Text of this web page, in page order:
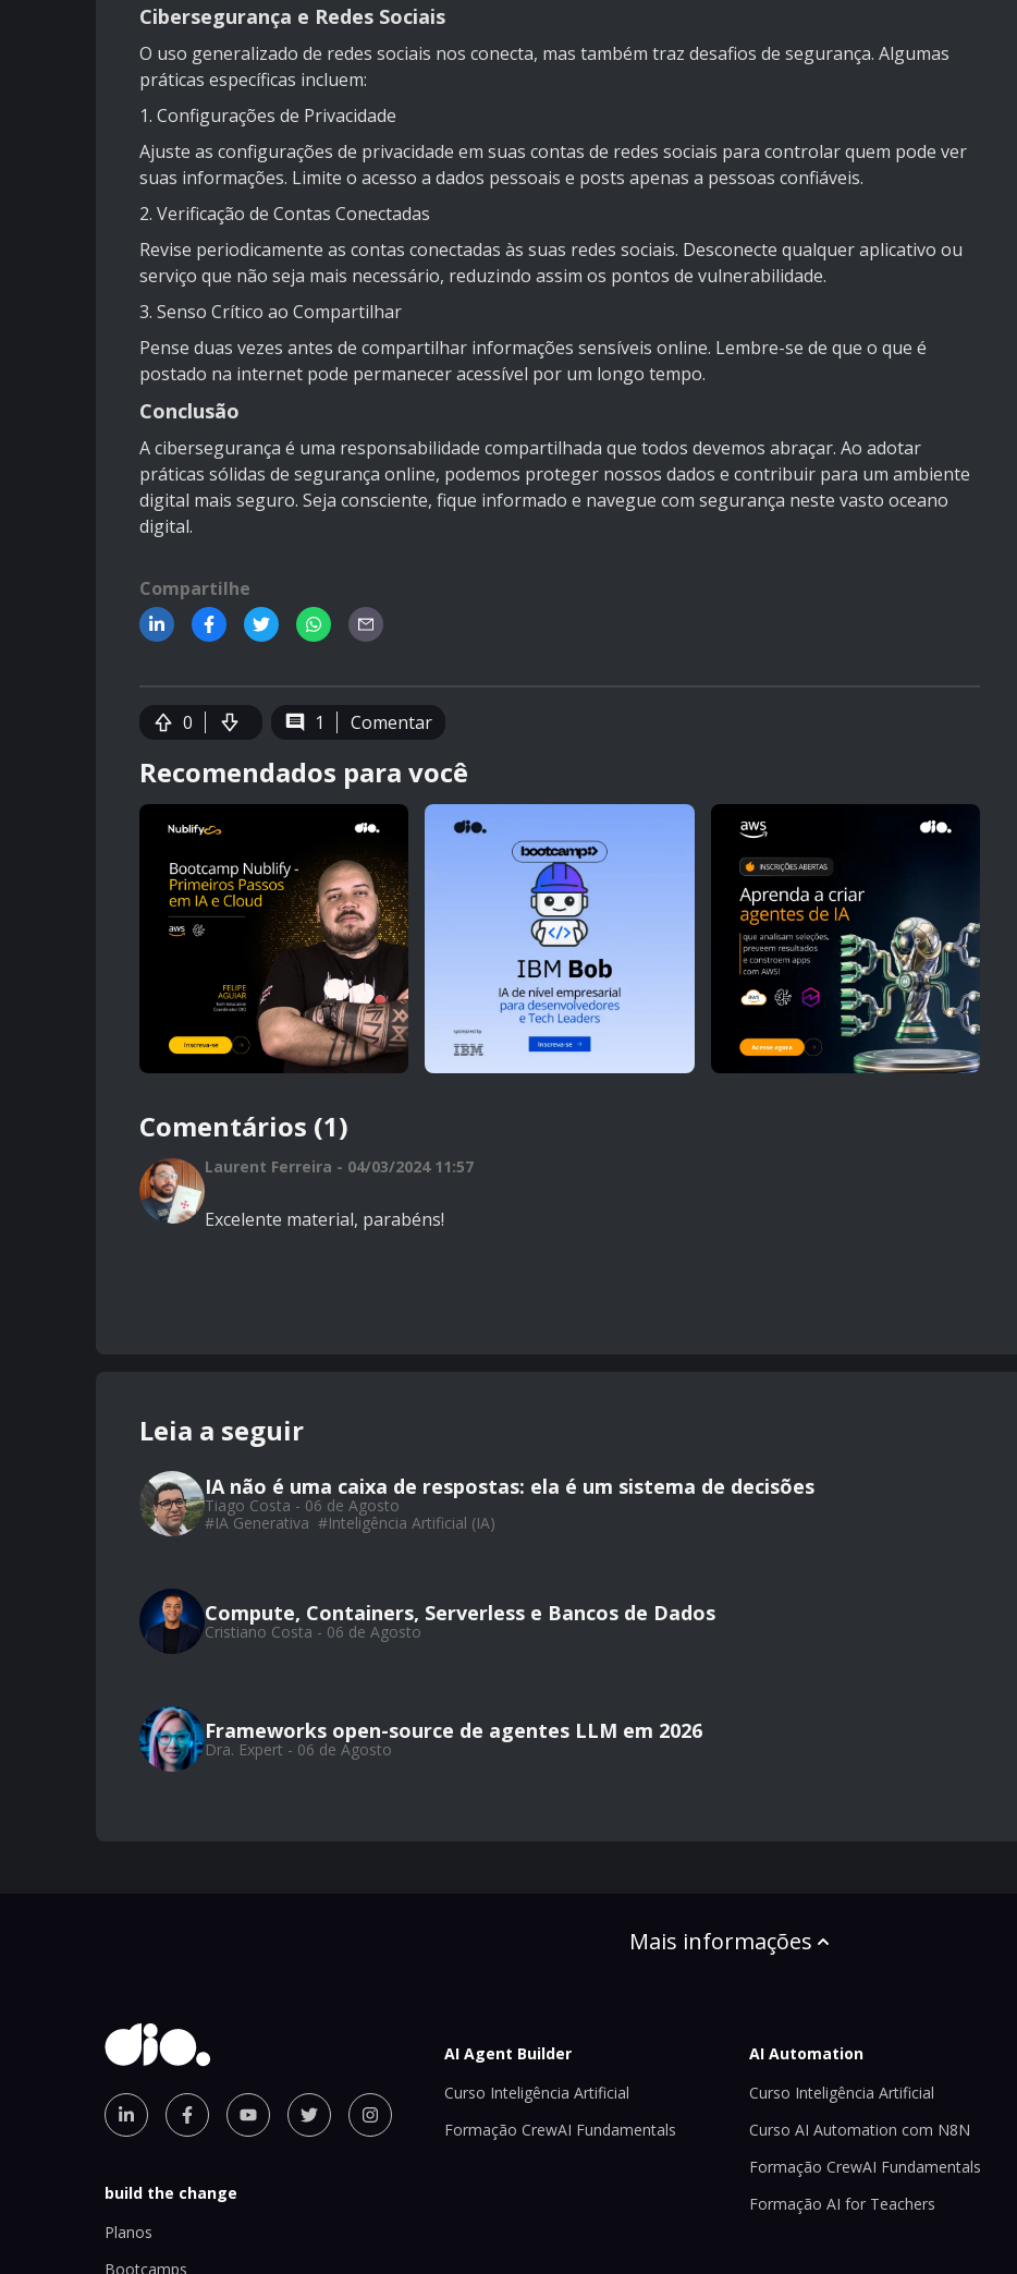
Cibersegurança e Redes Sociais
O uso generalizado de redes sociais nos conecta, mas também traz desafios de segurança. Algumas
práticas específicas incluem:
1. Configurações de Privacidade
Ajuste as configurações de privacidade em suas contas de redes sociais para controlar quem pode ver
suas informações. Limite o acesso a dados pessoais e posts apenas a pessoas confiáveis.
2. Verificação de Contas Conectadas
Revise periodicamente as contas conectadas às suas redes sociais. Desconecte qualquer aplicativo ou
serviço que não seja mais necessário, reduzindo assim os pontos de vulnerabilidade.
3. Senso Crítico ao Compartilhar
Pense duas vezes antes de compartilhar informações sensíveis online. Lembre-se de que o que é
postado na internet pode permanecer acessível por um longo tempo.
Conclusão
A cibersegurança é uma responsabilidade compartilhada que todos devemos abraçar. Ao adotar
práticas sólidas de segurança online, podemos proteger nossos dados e contribuir para um ambiente
digital mais seguro. Seja consciente, fique informado e navegue com segurança neste vasto oceano
digital.
Compartilhe
0 1 Comentar
Recomendados para você
Comentários (1)
Laurent Ferreira - 04/03/2024 11:57
Excelente material, parabéns!
Leia a seguir
IA não é uma caixa de respostas: ela é um sistema de decisões
Tiago Costa - 06 de Agosto
#IA Generativa #Inteligência Artificial (IA)
Compute, Containers, Serverless e Bancos de Dados
Cristiano Costa - 06 de Agosto
Frameworks open-source de agentes LLM em 2026
Dra. Expert - 06 de Agosto
Mais informações
build the change
Planos
Bootcamps
AI Agent Builder
Curso Inteligência Artificial
Formação CrewAI Fundamentals
AI Automation
Curso Inteligência Artificial
Curso AI Automation com N8N
Formação CrewAI Fundamentals
Formação AI for Teachers